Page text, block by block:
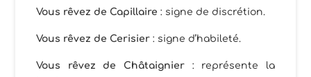
Vous rêvez de Capillaire : signe de discrétion.
Vous rêvez de Cerisier : signe d’habileté.
Vous rêvez de Châtaignier : représente la